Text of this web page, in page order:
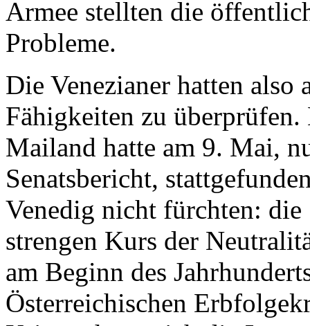
Armee stellten die
Probleme.
Die Venezianer hatten
Fähigkeiten zu überprüfen.
Mailand hatte am 9. Mai,
Senatsbericht,
Venedig nicht fürchten:
strengen Kurs der
am Beginn des
Österreichischen